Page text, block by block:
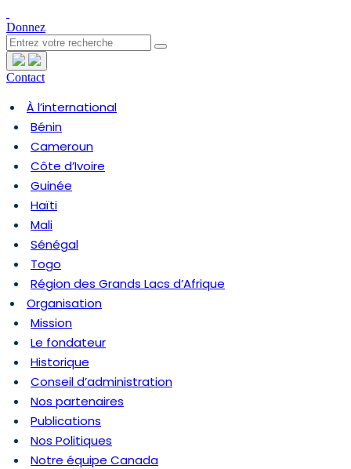
Donnez
Contact
À l’international
Bénin
Cameroun
Côte d’Ivoire
Guinée
Haïti
Mali
Sénégal
Togo
Région des Grands Lacs d’Afrique
Organisation
Mission
Le fondateur
Historique
Conseil d’administration
Nos partenaires
Publications
Nos Politiques
Notre équipe Canada